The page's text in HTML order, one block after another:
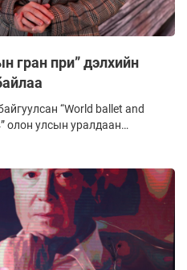
гран при” дэлхийн
“World ballet and
олон улсын уралдаан
урлагийн сургууль,
байгуулсан юм. Соёлын
газраас уралдааныг